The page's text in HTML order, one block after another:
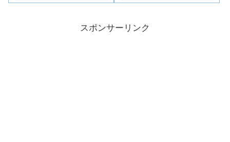
スポンサーリンク